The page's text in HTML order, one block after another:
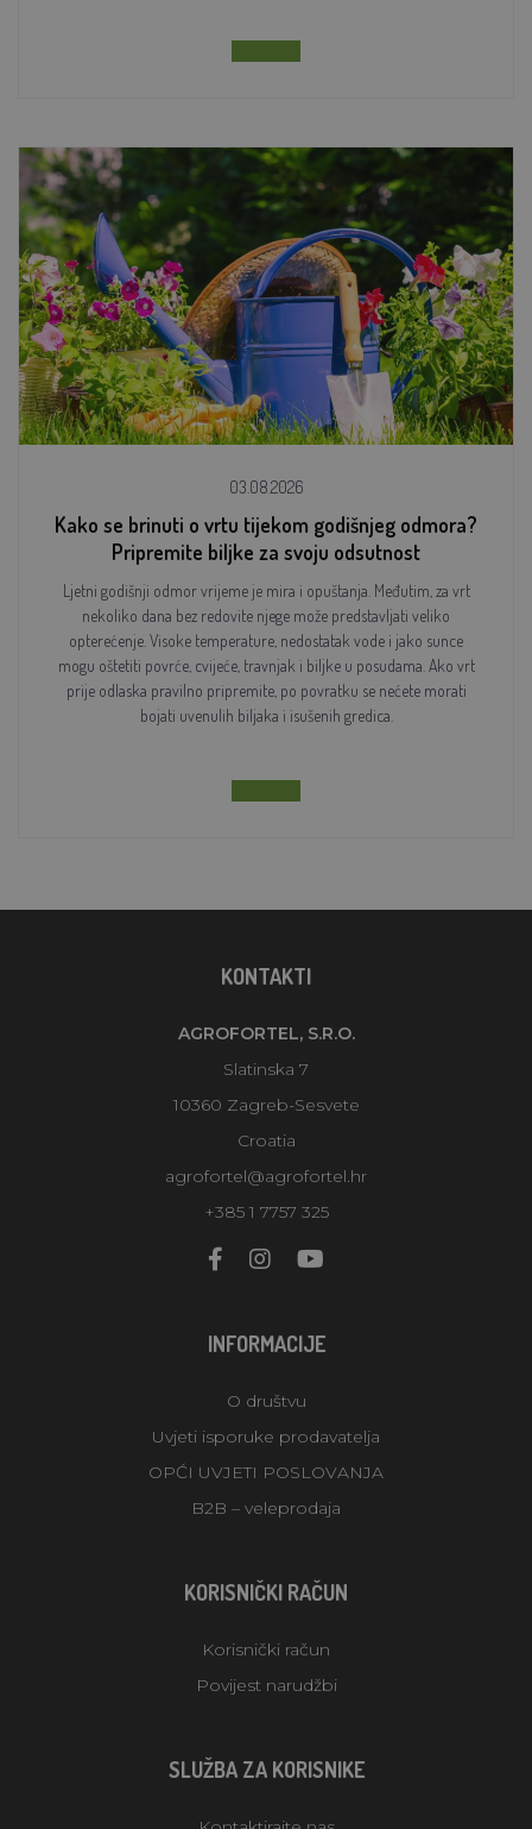
03.08.2026
Kako se brinuti o vrtu tijekom godišnjeg odmora?
Pripremite biljke za svoju odsutnost
Ljetni godišnji odmor vrijeme je mira i opuštanja. Međutim, za vrt
nekoliko dana bez redovite njege može predstavljati veliko
opterećenje. Visoke temperature, nedostatak vode i jako sunce
mogu oštetiti povrće, cvijeće, travnjak i biljke u posudama. Ako vrt
prije odlaska pravilno pripremite, po povratku se nećete morati
bojati uvenulih biljaka i isušenih gredica.
KONTAKTI
AGROFORTEL, S.R.O.
Slatinska 7
10360 Zagreb-Sesvete
Croatia
agrofortel@agrofortel.hr
+385 1 7757 325
INFORMACIJE
O društvu
Uvjeti isporuke prodavatelja
OPĆI UVJETI POSLOVANJA
B2B – veleprodaja
KORISNIČKI RAČUN
Korisnički račun
Povijest narudžbi
SLUŽBA ZA KORISNIKE